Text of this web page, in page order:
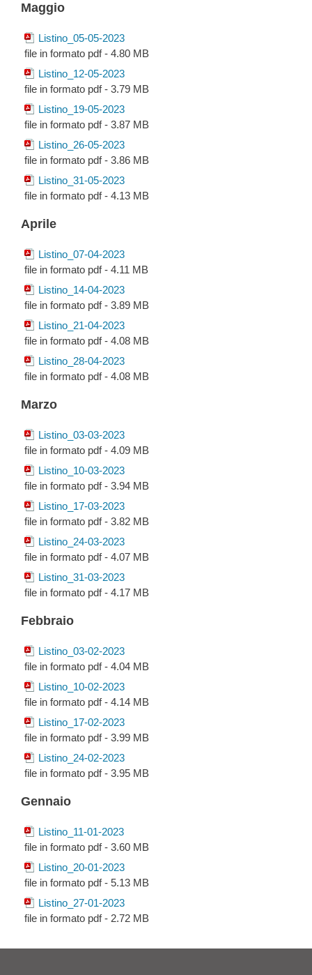
Maggio
Listino_05-05-2023
file in formato pdf - 4.80 MB
Listino_12-05-2023
file in formato pdf - 3.79 MB
Listino_19-05-2023
file in formato pdf - 3.87 MB
Listino_26-05-2023
file in formato pdf - 3.86 MB
Listino_31-05-2023
file in formato pdf - 4.13 MB
Aprile
Listino_07-04-2023
file in formato pdf - 4.11 MB
Listino_14-04-2023
file in formato pdf - 3.89 MB
Listino_21-04-2023
file in formato pdf - 4.08 MB
Listino_28-04-2023
file in formato pdf - 4.08 MB
Marzo
Listino_03-03-2023
file in formato pdf - 4.09 MB
Listino_10-03-2023
file in formato pdf - 3.94 MB
Listino_17-03-2023
file in formato pdf - 3.82 MB
Listino_24-03-2023
file in formato pdf - 4.07 MB
Listino_31-03-2023
file in formato pdf - 4.17 MB
Febbraio
Listino_03-02-2023
file in formato pdf - 4.04 MB
Listino_10-02-2023
file in formato pdf - 4.14 MB
Listino_17-02-2023
file in formato pdf - 3.99 MB
Listino_24-02-2023
file in formato pdf - 3.95 MB
Gennaio
Listino_11-01-2023
file in formato pdf - 3.60 MB
Listino_20-01-2023
file in formato pdf - 5.13 MB
Listino_27-01-2023
file in formato pdf - 2.72 MB